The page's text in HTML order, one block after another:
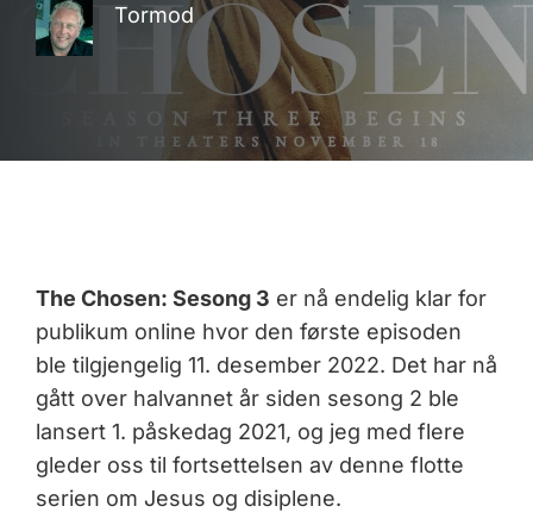
Tormod
The Chosen: Sesong 3 er nå endelig klar for
publikum online hvor den første episoden
ble tilgjengelig 11. desember 2022. Det har nå
gått over halvannet år siden sesong 2 ble
lansert 1. påskedag 2021, og jeg med flere
gleder oss til fortsettelsen av denne flotte
serien om Jesus og disiplene.